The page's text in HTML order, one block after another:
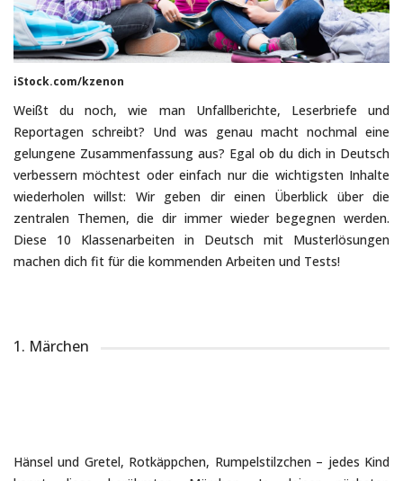
iStock.com/kzenon
Weißt du noch, wie man Unfallberichte, Leserbriefe und
Reportagen schreibt? Und was genau macht nochmal eine
gelungene Zusammenfassung aus? Egal ob du dich in Deutsch
verbessern möchtest oder einfach nur die wichtigsten Inhalte
wiederholen willst: Wir geben dir einen Überblick über die
zentralen Themen, die dir immer wieder begegnen werden.
Diese 10 Klassenarbeiten in Deutsch mit Musterlösungen
machen dich fit für die kommenden Arbeiten und Tests!
1. Märchen
Hänsel und Gretel, Rotkäppchen, Rumpelstilzchen – jedes Kind